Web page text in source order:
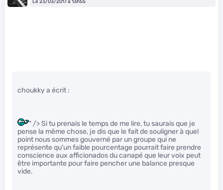
Le 23/03/2017 à 13h55
choukky a écrit :
" /> Si tu prenais le temps de me lire, tu saurais que je
pense la même chose, je dis que le fait de souligner à quel
point nous sommes gouverné par un groupe qui ne
représente qu’un faible pourcentage pourrait faire prendre
conscience aux afficionados du canapé que leur voix peut
être importante pour faire pencher une balance presque
vide.